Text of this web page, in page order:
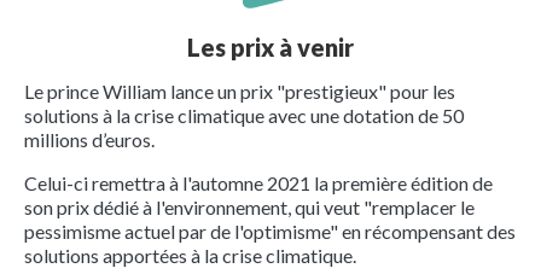
Les prix à venir
Le prince William lance un prix "prestigieux" pour les
solutions à la crise climatique avec une dotation de 50
millions d’euros.
Celui-ci remettra à l'automne 2021 la première édition de
son prix dédié à l'environnement, qui veut "remplacer le
pessimisme actuel par de l'optimisme" en récompensant des
solutions apportées à la crise climatique.